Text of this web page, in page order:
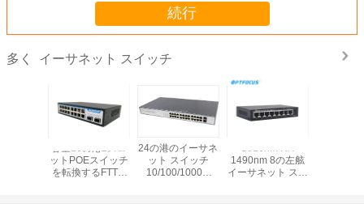
続行
多く イーサネット スイッチ
容量16の港2スロ
ットPOEスイッチ
を転換するFTTH
24の港のイーサネ
ット スイッチ
10/100/1000M
1310nm RX
1490nm 8の左舷
イーサネット スイ